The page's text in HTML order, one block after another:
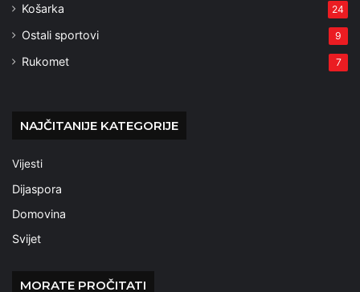
Košarka 24
Ostali sportovi 9
Rukomet 7
NAJČITANIJE KATEGORIJE
Vijesti
Dijaspora
Domovina
Svijet
MORATE PROČITATI